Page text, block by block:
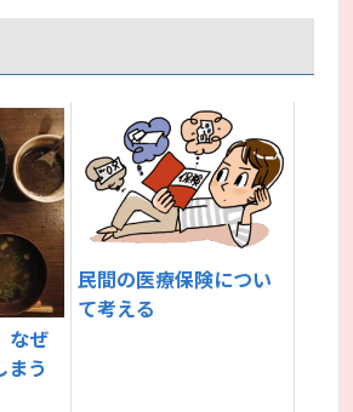
なぜ
まう
民間の医療保険につい
て考える